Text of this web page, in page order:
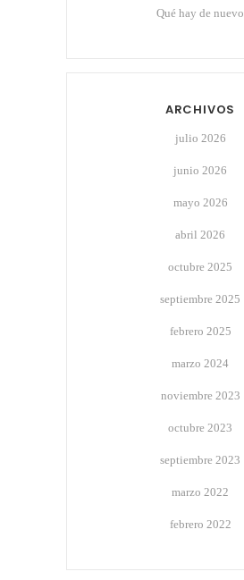
Qué hay de nuevo
ARCHIVOS
julio 2026
junio 2026
mayo 2026
abril 2026
octubre 2025
septiembre 2025
febrero 2025
marzo 2024
noviembre 2023
octubre 2023
septiembre 2023
marzo 2022
febrero 2022